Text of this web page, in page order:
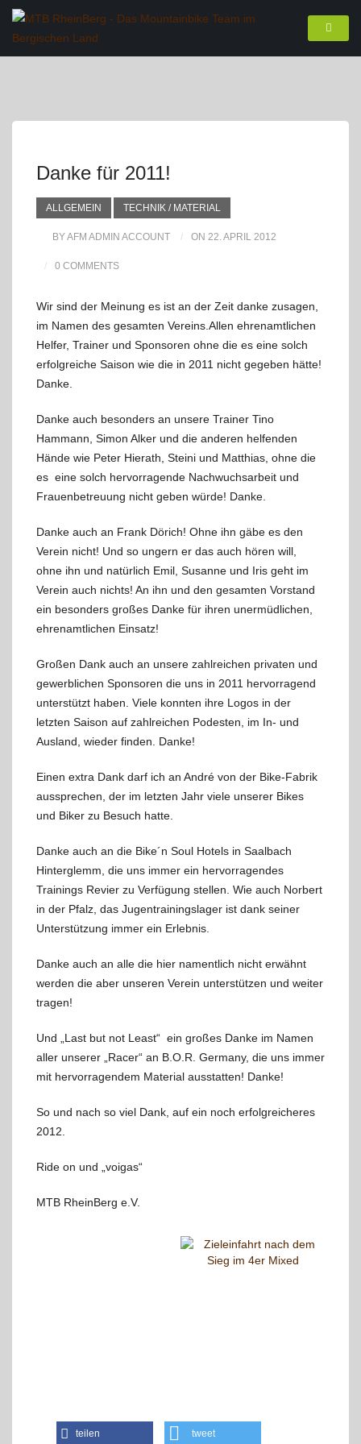
Danke für 2011!
ALLGEMEIN TECHNIK / MATERIAL
BY AFM ADMIN ACCOUNT ON 22. APRIL 2012
0 COMMENTS
Wir sind der Meinung es ist an der Zeit danke zusagen,
im Namen des gesamten Vereins. Allen ehrenamtlichen
Helfer, Trainer und Sponsoren ohne die es eine solch
erfolgreiche Saison wie die in 2011 nicht gegeben hätte!
Danke.
Danke auch besonders an unsere Trainer Tino
Hammann, Simon Alker und die anderen helfenden
Hände wie Peter Hierath, Steini und Matthias, ohne die
es eine solch hervorragende Nachwuchsarbeit und
Frauenbetreuung nicht geben würde! Danke.
Danke auch an Frank Dörich! Ohne ihn gäbe es den
Verein nicht! Und so ungern er das auch hören will,
ohne ihn und natürlich Emil, Susanne und Iris geht im
Verein auch nichts! An ihn und den gesamten Vorstand
ein besonders großes Danke für ihren unermüdlichen,
ehrenamtlichen Einsatz!
Großen Dank auch an unsere zahlreichen privaten und
gewerblichen Sponsoren die uns in 2011 hervorragend
unterstützt haben. Viele konnten ihre Logos in der
letzten Saison auf zahlreichen Podesten, im In- und
Ausland, wieder finden. Danke!
Einen extra Dank darf ich an André von der Bike-Fabrik
aussprechen, der im letzten Jahr viele unserer Bikes
und Biker zu Besuch hatte.
Danke auch an die Bike´n Soul Hotels in Saalbach
Hinterglemm, die uns immer ein hervorragendes
Trainings Revier zu Verfügung stellen. Wie auch Norbert
in der Pfalz, das Jugentrainingslager ist dank seiner
Unterstützung immer ein Erlebnis.
Danke auch an alle die hier namentlich nicht erwähnt
werden die aber unseren Verein unterstützen und weiter
tragen!
Und „Last but not Least“ ein großes Danke im Namen
aller unserer „Racer“ an B.O.R. Germany, die uns immer
mit hervorragendem Material ausstatten! Danke!
So und nach so viel Dank, auf ein noch erfolgreicheres
2012.
Ride on und „voigas“
MTB RheinBerg e.V.
teilen tweet